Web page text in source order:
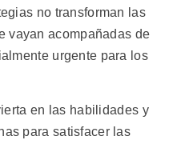
no transforman las
vayan acompañadas de
urgente para los
en las habilidades y
para satisfacer las